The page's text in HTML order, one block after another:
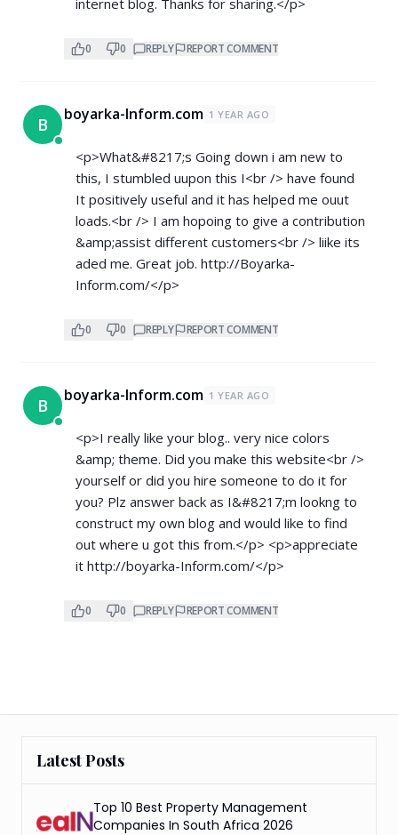
0 0 REPLY REPORT COMMENT
B boyarka-Inform.com 1 YEAR AGO
<p>What&#8217;s Going down i am new to
this, I stumbled uupon this I<br /> have found
It positively useful and it has helped me ouut
loads.<br /> I am hopoing to give a contribution
&amp;assist different customers<br /> liike its
aded me. Great job. http://Boyarka-
Inform.com/</p>
0 0 REPLY REPORT COMMENT
B boyarka-Inform.com 1 YEAR AGO
<p>I really like your blog.. very nice colors
&amp; theme. Did you make this website<br />
yourself or did you hire someone to do it for
you? Plz answer back as I&#8217;m lookng to
construct my own blog and would like to find
out where u got this from.</p> <p>appreciate
it http://boyarka-Inform.com/</p>
0 0 REPLY REPORT COMMENT
Latest Posts
Top 10 Best Property Management
Companies In South Africa 2026